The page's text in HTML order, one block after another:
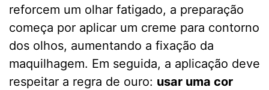
reforcem um olhar fatigado, a preparação
começa por aplicar um creme para contorno
dos olhos, aumentando a fixação da
maquilhagem. Em seguida, a aplicação deve
respeitar a regra de ouro: usar uma cor